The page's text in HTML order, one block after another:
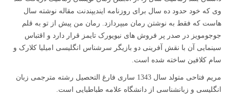
وی که خود حدود ده سال برای روزنامه ایندیپندنت مقاله نوشته سال
هاست که فقط به نوشتن رمان میپردازد. رمان من پیش از تو به قلم
جوجومویز در صدر پر فروش های نیویورک تایمز قرار دارد و اقتباس
سینمایی آن با نقش آفرینی دو بازیگر سرشناس انگلیسی امیلیا کلارک و
سام کلافین ساخته شده است.
مریم فتاحی متولد سال 1343 ساری فارغ التحصیل رشته مترجمی زبان
انگلیسی و زبانشناسی از دانشگاه علامه طباطبایی است.